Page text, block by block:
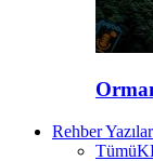
Rehber Yazılar
Tümü